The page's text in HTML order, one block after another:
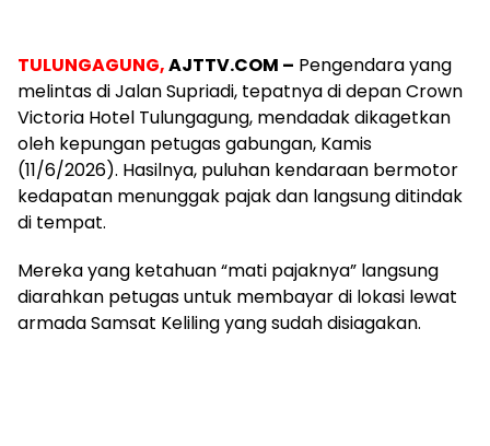
TULUNGAGUNG,AJTTV.COM – Pengendara yang
melintas di Jalan Supriadi, tepatnya di depan Crown
Victoria Hotel Tulungagung, mendadak dikagetkan
oleh kepungan petugas gabungan, Kamis
(11/6/2026). Hasilnya, puluhan kendaraan bermotor
kedapatan menunggak pajak dan langsung ditindak
di tempat.
​Mereka yang ketahuan “mati pajaknya” langsung
diarahkan petugas untuk membayar di lokasi lewat
armada Samsat Keliling yang sudah disiagakan.